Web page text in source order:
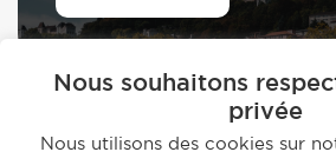
Nous souhaitons
privée
Nous utilisons des cookies sur